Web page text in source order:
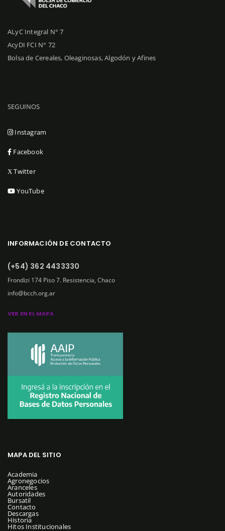
ALyC Integral N° 7
AcyDI FCI N° 72
Bolsa de Cereales, Oleaginosas, Algodón y Afines
SEGUINOS
Instagram
Facebook
X Twitter
YouTube
INFORMACIÓN DE CONTACTO
(+54) 362 4433330
Frondizi 174 Piso 7. Resistencia, Chaco
info@bcch.org.ar
VER EN EL MAPA
MAPA DEL SITIO
Academia
Agronegocios
Aranceles
Autoridades
Bursatil
Contacto
Descargas
Historia
Hitos Institucionales